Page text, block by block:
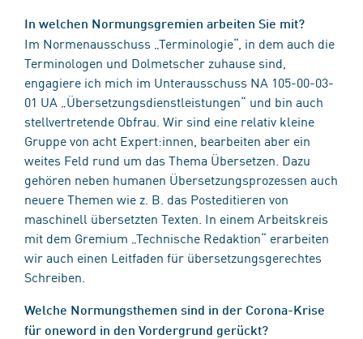
In welchen Normungsgremien arbeiten Sie mit?
Im Normenausschuss „Terminologie“, in dem auch die
Terminologen und Dolmetscher zuhause sind,
engagiere ich mich im Unterausschuss NA 105-00-03-
01 UA „Übersetzungsdienstleistungen“ und bin auch
stellvertretende Obfrau. Wir sind eine relativ kleine
Gruppe von acht Expert:innen, bearbeiten aber ein
weites Feld rund um das Thema Übersetzen. Dazu
gehören neben humanen Übersetzungsprozessen auch
neuere Themen wie z. B. das Posteditieren von
maschinell übersetzten Texten. In einem Arbeitskreis
mit dem Gremium „Technische Redaktion“ erarbeiten
wir auch einen Leitfaden für übersetzungsgerechtes
Schreiben.
Welche Normungsthemen sind in der Corona-Krise
für oneword in den Vordergrund gerückt?